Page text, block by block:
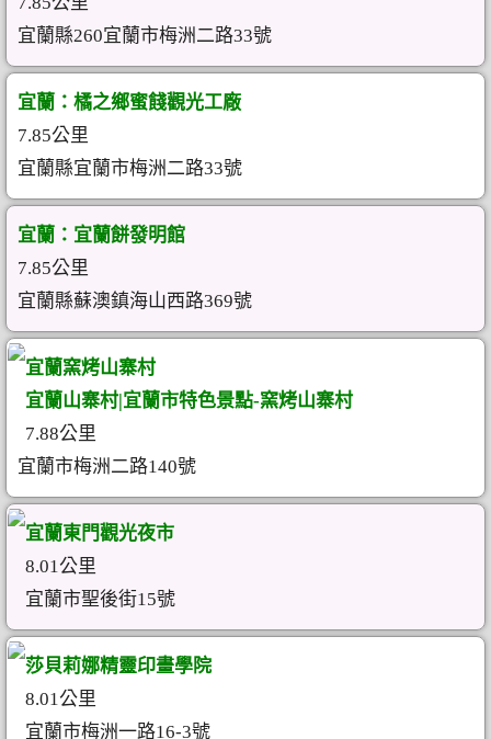
宜蘭縣260宜蘭市梅洲二路33號
宜蘭：橘之鄉蜜餞觀光工廠
7.85公里
宜蘭縣宜蘭市梅洲二路33號
宜蘭：宜蘭餅發明館
7.85公里
宜蘭縣蘇澳鎮海山西路369號
宜蘭窯烤山寨村
宜蘭山寨村|宜蘭市特色景點-窯烤山寨村
7.88公里
宜蘭市梅洲二路140號
宜蘭東門觀光夜市
8.01公里
宜蘭市聖後街15號
莎貝莉娜精靈印畫學院
8.01公里
宜蘭市梅洲一路16-3號